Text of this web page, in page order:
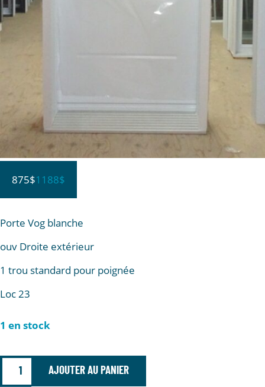
875$1188$
Porte Vog blanche
ouv Droite extérieur
1 trou standard pour poignée
Loc 23
1 en stock
AJOUTER AU PANIER